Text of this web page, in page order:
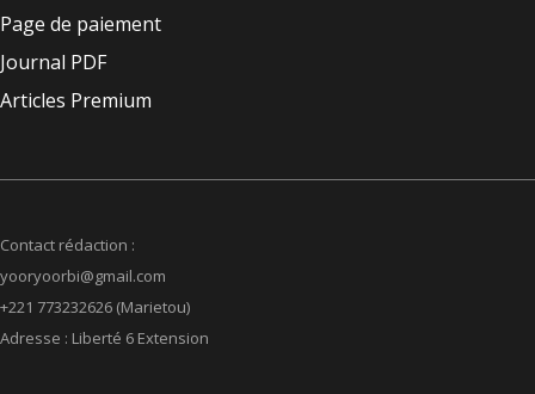
Page de paiement
Journal PDF
Articles Premium
Contact rédaction :
yooryoorbi@gmail.com
+221 773232626 (Marietou)
Adresse : Liberté 6 Extension